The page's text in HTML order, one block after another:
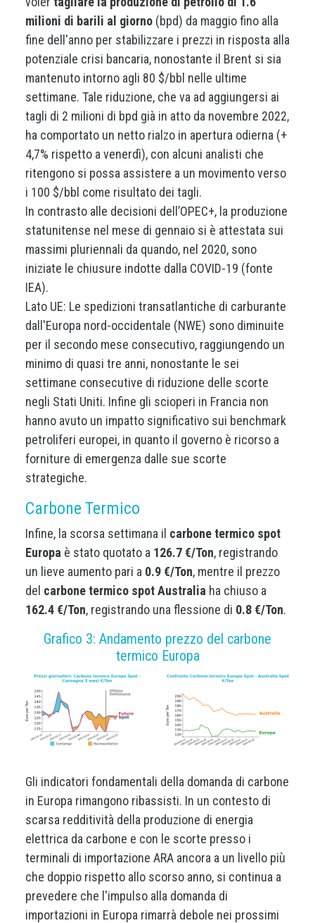
milioni di barili al giorno (bpd) da maggio fino alla
fine dell'anno per stabilizzare i prezzi in risposta alla
potenziale crisi bancaria, nonostante il Brent si sia
mantenuto intorno agli 80 $/bbl nelle ultime
settimane. Tale riduzione, che va ad aggiungersi ai
tagli di 2 milioni di bpd già in atto da novembre 2022,
ha comportato un netto rialzo in apertura odierna (+
4,7% rispetto a venerdì), con alcuni analisti che
ritengono si possa assistere a un movimento verso
i 100 $/bbl come risultato dei tagli.
In contrasto alle decisioni dell’OPEC+, la produzione
statunitense nel mese di gennaio si è attestata sui
massimi pluriennali da quando, nel 2020, sono
iniziate le chiusure indotte dalla COVID-19 (fonte
IEA).
Lato UE: Le spedizioni transatlantiche di carburante
dall'Europa nord-occidentale (NWE) sono diminuite
per il secondo mese consecutivo, raggiungendo un
minimo di quasi tre anni, nonostante le sei
settimane consecutive di riduzione delle scorte
negli Stati Uniti. Infine gli scioperi in Francia non
hanno avuto un impatto significativo sui benchmark
petroliferi europei, in quanto il governo è ricorso a
forniture di emergenza dalle sue scorte
strategiche.
Carbone Termico
Infine, la scorsa settimana il carbone termico spot
Europa è stato quotato a 126.7 €/Ton, registrando
un lieve aumento pari a 0.9 €/Ton, mentre il prezzo
del carbone termico spot Australia ha chiuso a
162.4 €/Ton, registrando una flessione di 0.8 €/Ton.
Grafico 3: Andamento prezzo del carbone
termico Europa
Gli indicatori fondamentali della domanda di carbone
in Europa rimangono ribassisti. In un contesto di
scarsa redditività della produzione di energia
elettrica da carbone e con le scorte presso i
terminali di importazione ARA ancora a un livello più
che doppio rispetto allo scorso anno, si continua a
prevedere che l'impulso alla domanda di
importazioni in Europa rimarrà debole nei prossimi